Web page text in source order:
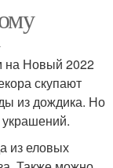
на Новый 2022
скупают
из дождика. Но
украшений.
из еловых